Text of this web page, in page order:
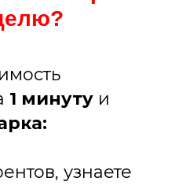
1 минуту и
узнаете